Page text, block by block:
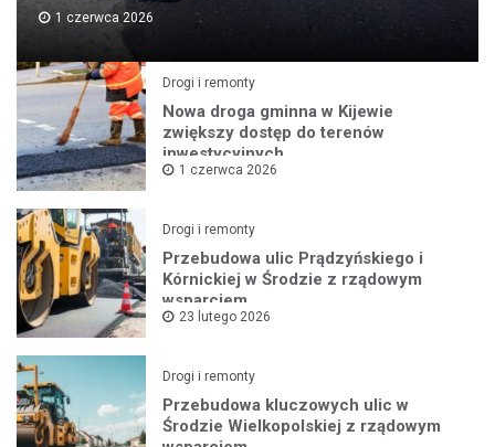
1 czerwca 2026
Drogi i remonty
Nowa droga gminna w Kijewie
zwiększy dostęp do terenów
inwestycyjnych
1 czerwca 2026
Drogi i remonty
Przebudowa ulic Prądzyńskiego i
Kórnickiej w Środzie z rządowym
wsparciem
23 lutego 2026
Drogi i remonty
Przebudowa kluczowych ulic w
Środzie Wielkopolskiej z rządowym